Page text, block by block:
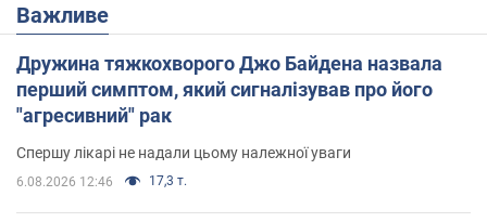
Важливе
Дружина тяжкохворого Джо Байдена назвала
перший симптом, який сигналізував про його
"агресивний" рак
Спершу лікарі не надали цьому належної уваги
6.08.2026 12:46 17,3 т.